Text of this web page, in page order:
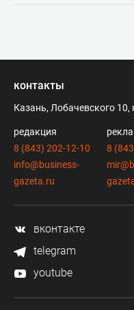
контакты
Казань, Лобачевского 10,
редакция
8 (843) 202-12-10
info@business-
gazeta.ru
8
вконтакте
telegram
youtube